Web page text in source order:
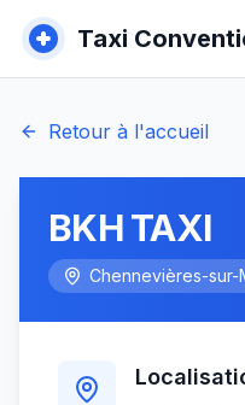
Taxi
Retour à l'accueil
ΒΚΗ ΤΑΧΙ
Chennevières-sur-